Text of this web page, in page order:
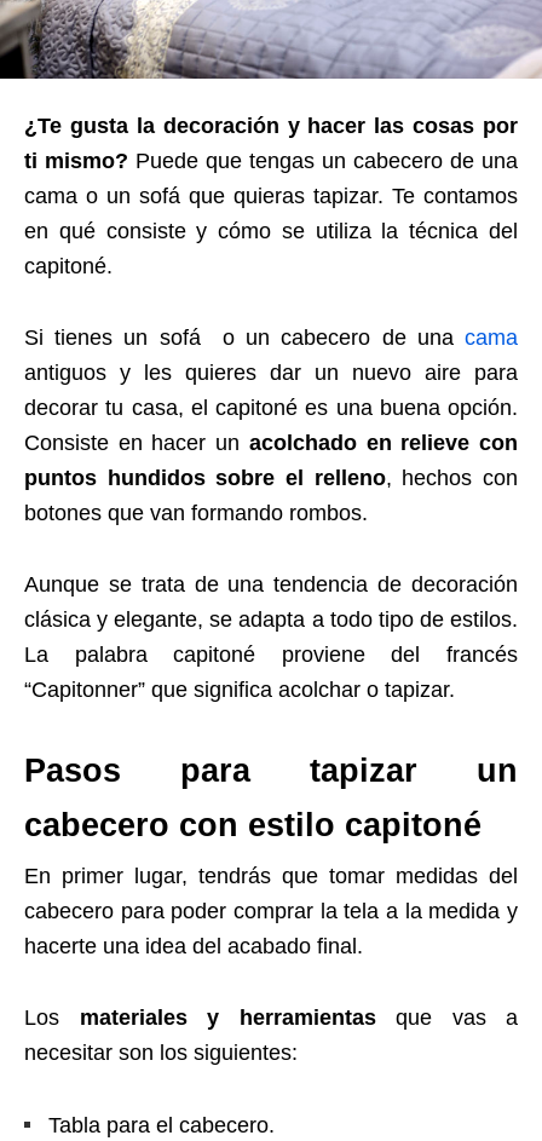
¿Te gusta la decoración y hacer las cosas por
ti mismo? Puede que tengas un cabecero de una
cama o un sofá que quieras tapizar. Te contamos
en qué consiste y cómo se utiliza la técnica del
capitoné.
Si tienes un sofá o un cabecero de una cama
antiguos y les quieres dar un nuevo aire para
decorar tu casa, el capitoné es una buena opción.
Consiste en hacer un acolchado en relieve con
puntos hundidos sobre el relleno, hechos con
botones que van formando rombos.
Aunque se trata de una tendencia de decoración
clásica y elegante, se adapta a todo tipo de estilos.
La palabra capitoné proviene del francés
“Capitonner” que significa acolchar o tapizar.
Pasos para tapizar un
cabecero con estilo capitoné
En primer lugar, tendrás que tomar medidas del
cabecero para poder comprar la tela a la medida y
hacerte una idea del acabado final.
Los materiales y herramientasque vas a
necesitar son los siguientes:
Tabla para el cabecero.